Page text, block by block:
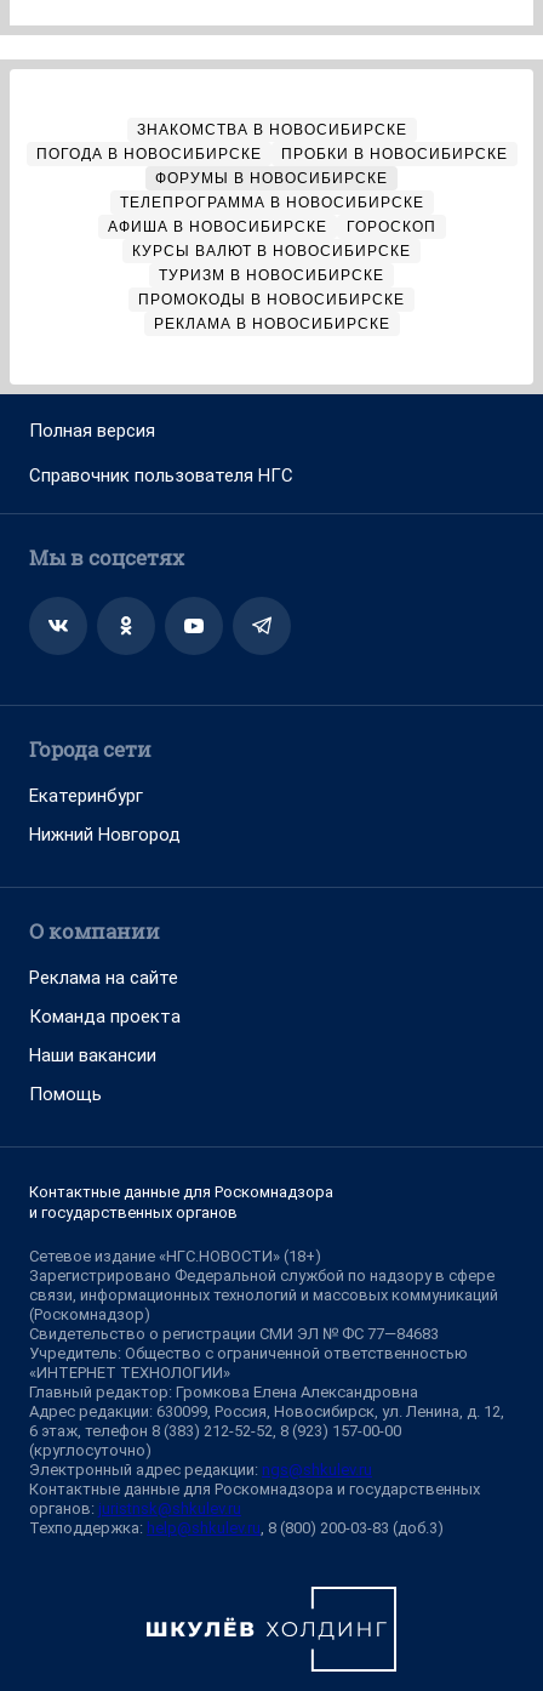
ЗНАКОМСТВА В НОВОСИБИРСКЕ
ПОГОДА В НОВОСИБИРСКЕ
ПРОБКИ В НОВОСИБИРСКЕ
ФОРУМЫ В НОВОСИБИРСКЕ
ТЕЛЕПРОГРАММА В НОВОСИБИРСКЕ
АФИША В НОВОСИБИРСКЕ
ГОРОСКОП
КУРСЫ ВАЛЮТ В НОВОСИБИРСКЕ
ТУРИЗМ В НОВОСИБИРСКЕ
ПРОМОКОДЫ В НОВОСИБИРСКЕ
РЕКЛАМА В НОВОСИБИРСКЕ
Полная версия
Справочник пользователя НГС
Мы в соцсетях
Города сети
Екатеринбург
Нижний Новгород
О компании
Реклама на сайте
Команда проекта
Наши вакансии
Помощь
Контактные данные для Роскомнадзора
и государственных органов
Сетевое издание «НГС.НОВОСТИ» (18+)
Зарегистрировано Федеральной службой по надзору в сфере
связи, информационных технологий и массовых коммуникаций
(Роскомнадзор)
Свидетельство о регистрации СМИ ЭЛ № ФС 77—84683
Учредитель: Общество с ограниченной ответственностью
«ИНТЕРНЕТ ТЕХНОЛОГИИ»
Главный редактор: Громкова Елена Александровна
Адрес редакции: 630099, Россия, Новосибирск, ул. Ленина, д. 12,
6 этаж, телефон 8 (383) 212-52-52, 8 (923) 157-00-00
(круглосуточно)
Электронный адрес редакции: ngs@shkulev.ru
Контактные данные для Роскомнадзора и государственных
органов: juristnsk@shkulev.ru
Техподдержка: help@shkulev.ru, 8 (800) 200-03-83 (доб.3)